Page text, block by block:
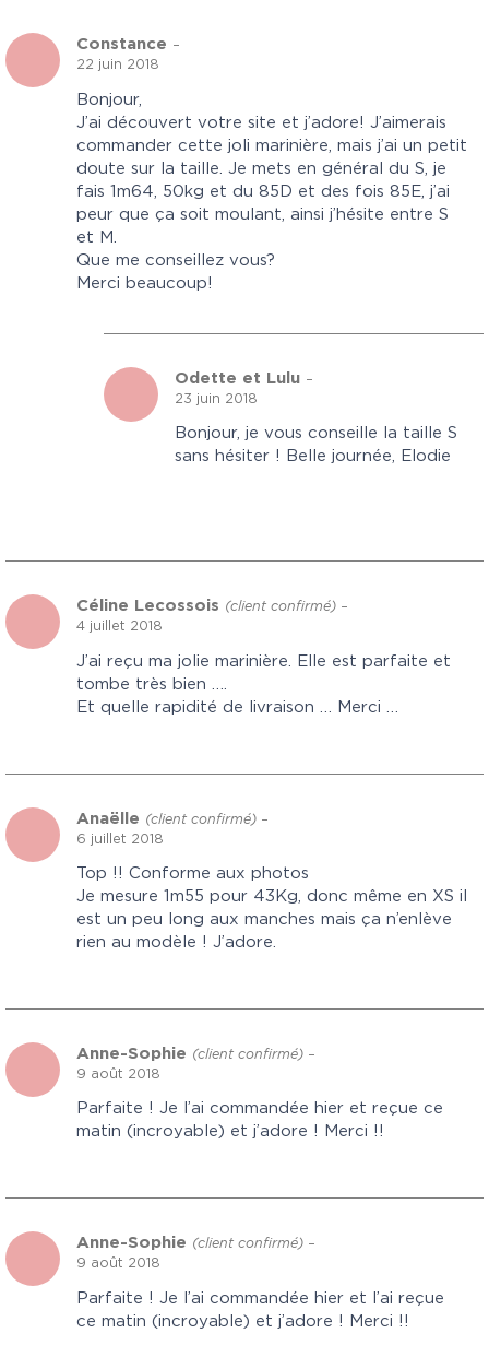
Constance –
22 juin 2018
Bonjour,
J’ai découvert votre site et j’adore! J’aimerais
commander cette joli marinière, mais j’ai un petit
doute sur la taille. Je mets en général du S, je
fais 1m64, 50kg et du 85D et des fois 85E, j’ai
peur que ça soit moulant, ainsi j’hésite entre S
et M.
Que me conseillez vous?
Merci beaucoup!
Odette et Lulu –
23 juin 2018
Bonjour, je vous conseille la taille S
sans hésiter ! Belle journée, Elodie
Céline Lecossois (client confirmé) –
4 juillet 2018
J’ai reçu ma jolie marinière. Elle est parfaite et
tombe très bien ….
Et quelle rapidité de livraison … Merci …
Anaëlle (client confirmé) –
6 juillet 2018
Top !! Conforme aux photos
Je mesure 1m55 pour 43Kg, donc même en XS il
est un peu long aux manches mais ça n’enlève
rien au modèle ! J’adore.
Anne-Sophie (client confirmé) –
9 août 2018
Parfaite ! Je l’ai commandée hier et reçue ce
matin (incroyable) et j’adore ! Merci !!
Anne-Sophie (client confirmé) –
9 août 2018
Parfaite ! Je l’ai commandée hier et l’ai reçue
ce matin (incroyable) et j’adore ! Merci !!